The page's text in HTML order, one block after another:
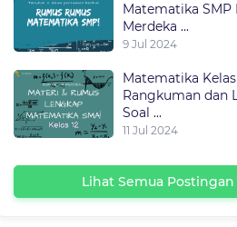
Matematika
Merdeka ...
9 Jul 2024
Matematika Kelas
Rangkuman dan
Soal ...
11 Jul 2024
Lihat Semua Postingan